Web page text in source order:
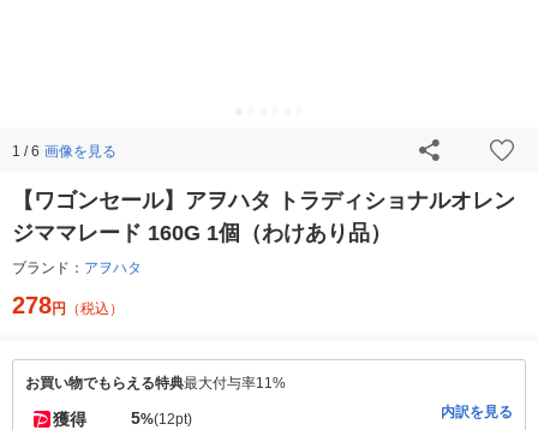
1 / 6 画像を見る
【ワゴンセール】アヲハタ トラディショナルオレン
ジママレード 160G 1個（わけあり品）
ブランド： アヲハタ
278円 （税込）
お買い物でもらえる特典最大付与率11%
獲得 5%(12pt) 内訳を見る